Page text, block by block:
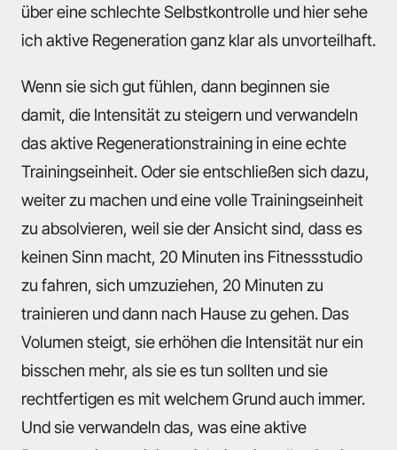
über eine schlechte Selbstkontrolle und hier sehe
ich aktive Regeneration ganz klar als unvorteilhaft.
Wenn sie sich gut fühlen, dann beginnen sie
damit, die Intensität zu steigern und verwandeln
das aktive Regenerationstraining in eine echte
Trainingseinheit. Oder sie entschließen sich dazu,
weiter zu machen und eine volle Trainingseinheit
zu absolvieren, weil sie der Ansicht sind, dass es
keinen Sinn macht, 20 Minuten ins Fitnessstudio
zu fahren, sich umzuziehen, 20 Minuten zu
trainieren und dann nach Hause zu gehen. Das
Volumen steigt, sie erhöhen die Intensität nur ein
bisschen mehr, als sie es tun sollten und sie
rechtfertigen es mit welchem Grund auch immer.
Und sie verwandeln das, was eine aktive